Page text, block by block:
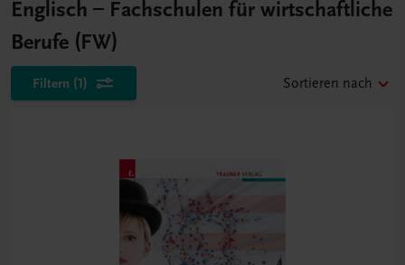
Englisch – Fachschulen für wirtschaftliche
Berufe (FW)
Filtern (1) Sortieren nach